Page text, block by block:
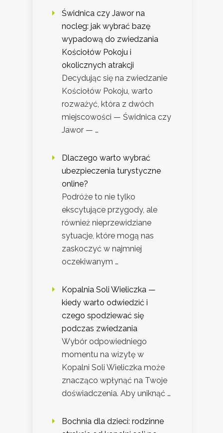
Świdnica czy Jawor na
nocleg: jak wybrać bazę
wypadową do zwiedzania
Kościołów Pokoju i
okolicznych atrakcji
Decydując się na zwiedzanie
Kościołów Pokoju, warto
rozważyć, która z dwóch
miejscowości — Świdnica czy
Jawor — …
Dlaczego warto wybrać
ubezpieczenia turystyczne
online?
Podróże to nie tylko
ekscytujące przygody, ale
również nieprzewidziane
sytuacje, które mogą nas
zaskoczyć w najmniej
oczekiwanym …
Kopalnia Soli Wieliczka —
kiedy warto odwiedzić i
czego spodziewać się
podczas zwiedzania
Wybór odpowiedniego
momentu na wizytę w
Kopalni Soli Wieliczka może
znacząco wpłynąć na Twoje
doświadczenia. Aby uniknąć …
Bochnia dla dzieci: rodzinne